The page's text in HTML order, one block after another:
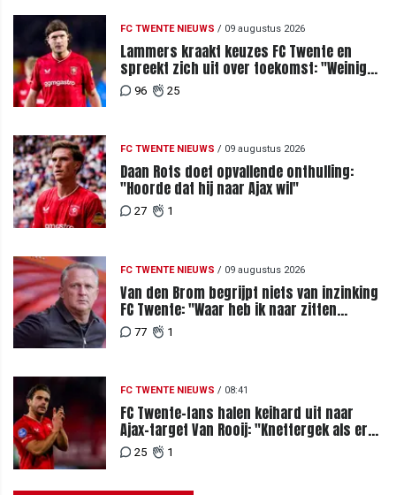
FC TWENTE NIEUWS / 09 augustus 2026
Lammers kraakt keuzes FC Twente en
spreekt zich uit over toekomst: "Weinig
van te begrijpen"
96 25
FC TWENTE NIEUWS / 09 augustus 2026
Daan Rots doet opvallende onthulling:
"Hoorde dat hij naar Ajax wil"
27 1
FC TWENTE NIEUWS / 09 augustus 2026
Van den Brom begrijpt niets van inzinking
FC Twente: "Waar heb ik naar zitten
kijken?"
77 1
FC TWENTE NIEUWS / 08:41
FC Twente-fans halen keihard uit naar
Ajax-target Van Rooij: "Knettergek als er
nog interesse is"
25 1